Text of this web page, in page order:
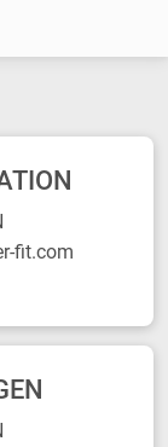
fit.com